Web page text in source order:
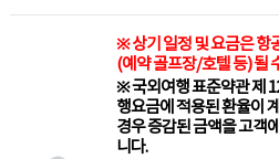
※ 상기 일정 및 요금은 항
(예약 골프장/호텔 등) 될
※ 국외여행 표준약관 제
행요금에 적용된 환율이
경우 증감된 금액을 고객
니다.